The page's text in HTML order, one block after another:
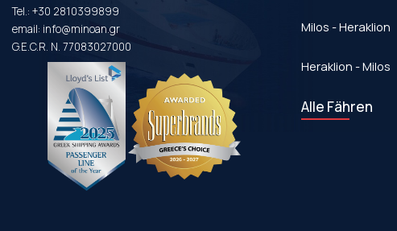
Tel.: +30 2810399899
email: info@minoan.gr
G.E.C.R. N. 77083027000
Milos - Heraklion
Heraklion - Milos
Alle Fähren